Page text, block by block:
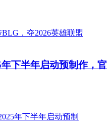
下半年启动预制作，官